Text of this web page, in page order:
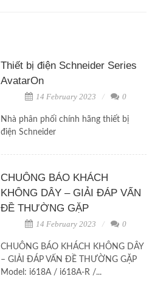
Thiết bị điện Schneider Series
AvatarOn
14 February 2023 0
Nhà phân phối chính hãng thiết bị
điện Schneider
CHUÔNG BÁO KHÁCH
KHÔNG DÂY – GIẢI ĐÁP VẤN
ĐỀ THƯỜNG GẶP
14 February 2023 0
CHUÔNG BÁO KHÁCH KHÔNG DÂY
– GIẢI ĐÁP VẤN ĐỀ THƯỜNG GẶP
Model: i618A / i618A-R /...